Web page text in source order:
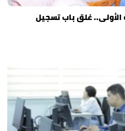
الأولى.. غلق باب تسجيل